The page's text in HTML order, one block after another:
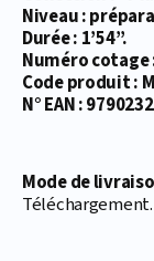
Niveau :
Durée : 1’54’’.
Numéro cotage
Code produit :
N° EAN :
Mode de
Téléchargement.